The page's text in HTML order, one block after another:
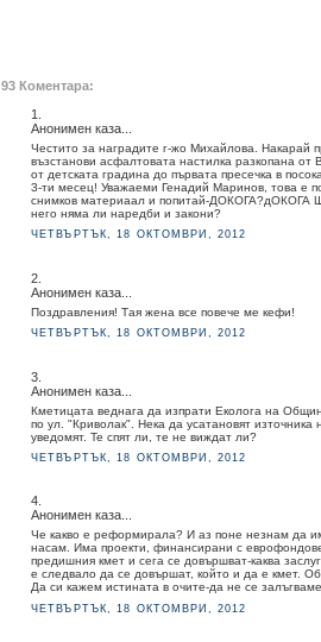
93 Коментара:
1.
Анонимен каза...
Честито за наградите г-жо Михайлова. Накарай
възстанови асфалтовата настилка разкопана
от детската градина до първата пресечка в
3-ти месец! Уважаеми Генадий Маринов, това е
снимков материаал и попитай-
него няма ли наредби и закони?
ЧЕТВЪРТЪК, 18 ОКТОМВРИ, 2012
2.
Анонимен каза...
Поздравления! Тая жена все повече ме кефи!
ЧЕТВЪРТЪК, 18 ОКТОМВРИ, 2012
3.
Анонимен каза...
Кметицата веднага да изпрати Еколога на
по ул. "Криволак". Нека да усатановят
уведомят. Те спят ли, те не виждат ли?
ЧЕТВЪРТЪК, 18 ОКТОМВРИ, 2012
4.
Анонимен каза...
Че какво е реформирала? И аз поне незнам да
насам. Има проекти, финансирани с
предишния кмет и сега се довършват-каква
е следвало да се довършат, който и да е кмет.
Да си кажем истината в очите-да не се
ЧЕТВЪРТЪК, 18 ОКТОМВРИ, 2012